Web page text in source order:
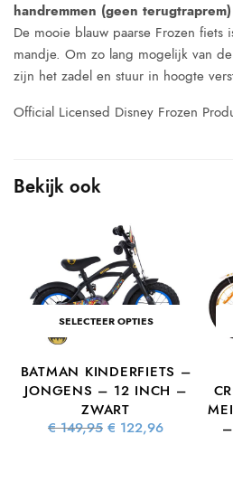
handremmen (geen
De mooie blauw paarse Frozen fiets
mandje. Om zo lang mogelijk van
zijn het zadel en stuur in hoogte
Official Licensed Disney Frozen
Bekijk ook
SELECTEER OPTIES
BATMAN KINDERFIETS –
JONGENS – 12 INCH –
ZWART
€149,95 Oorspronkelijke
prijs was:
€ 122,96